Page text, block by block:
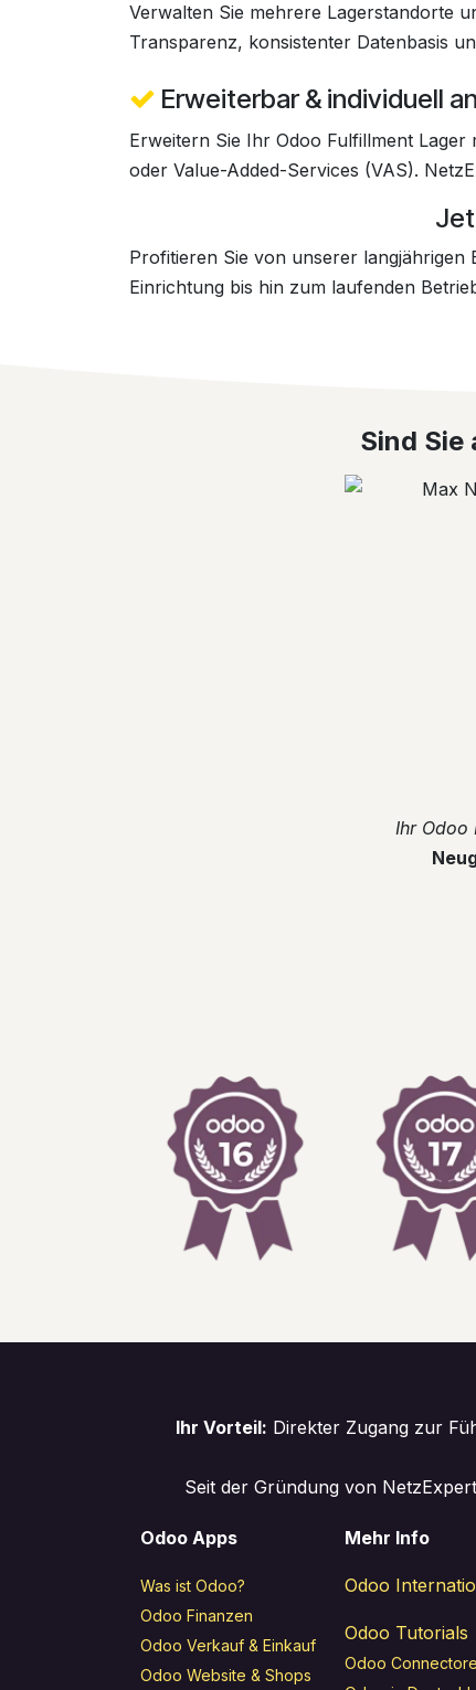
Verwalten Sie mehrere Lagerstandorte
Transparenz, konsistenter Datenbasis
Erweiterbar & individuell
Erweitern Sie Ihr Odoo Fulfillment Lager
oder Value-Added-Services (VAS).
Profitieren Sie von unserer langjährigen
Einrichtung bis hin zum laufenden
Sind Sie
​Ihr Odoo
Ihr Vorteil: Direkter Zugang zur
Seit der Gründung von
Odoo Apps
Was ist Odoo?
Odoo Finanzen
Odoo Verkauf & Einkauf
Odoo Website & Shops
Mehr Info
Odoo
Odoo Tutorials
Odoo